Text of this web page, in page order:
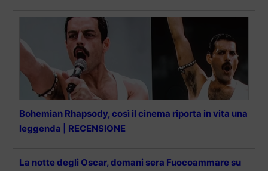
Bohemian Rhapsody, così il cinema riporta in vita una
leggenda | RECENSIONE
La notte degli Oscar, domani sera Fuocoammare su